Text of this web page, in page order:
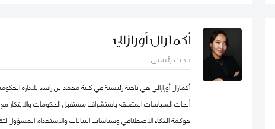
السياسات العامة في تخصص الحوكمة الرقمية من جامعة أكسفورد
الماجيستير في إدارة أنظمة المعلومات من كلية لندن للعلوم
المفكرين والمتخصصين عالمياً في مجالات الحكومة الرقمية
وسياسات البيانات، حيث تشمل مجالات تخصّصه الحوكمة الرقمية
أكمارال أورازالي
باحث رئيسي
أكمارال أورازالي هي باحثة رئيسية في كلية محمد بن راشد للإدارة
أبحاث السياسات المتعلقة باستشراف مستقبل الحكومات والابتكار
حوكمة الذكاء الاصطناعي وسياسات البيانات والاستخدام المسؤول